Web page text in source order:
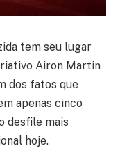
tem seu lugar
Airon Martin
dos fatos que
apenas cinco
desfile mais
hoje.